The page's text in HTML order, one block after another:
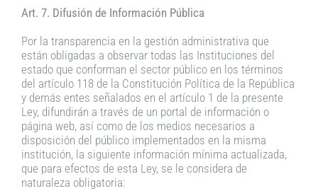
Art. 7. Difusión de Información Pública
Por la transparencia en la gestión administrativa que
están obligadas a observar todas las Instituciones del
estado que conforman el sector público en los términos
del artículo 118 de la Constitución Política de la República
y demás entes señalados en el artículo 1 de la presente
Ley, difundirán a través de un portal de información o
página web, así como de los medios necesarios a
disposición del público implementados en la misma
institución, la siguiente información mínima actualizada,
que para efectos de esta Ley, se le considera de
naturaleza obligatoria: